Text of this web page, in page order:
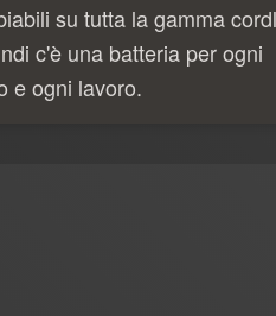
su tutta la gamma
c'è una batteria per ogni
e ogni lavoro.